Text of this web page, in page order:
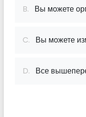
B. Вы можете
C. Вы можете
D. Все